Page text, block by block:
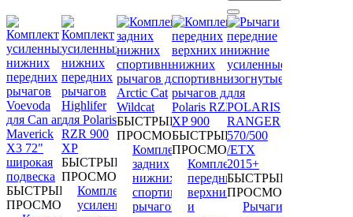
БЫСТРЫЙ
ПРОСМОТР
БЫСТРЫЙ
ПРОСМОТР
Комплект
усиленных
БЫСТРЫЙ
ПРОСМОТР
Комплект
задних
нижних
спортивных
рычагов
БЫСТРЫЙ
ПРОСМОТР
Комплект
передних
верхних
и
БЫСТРЫЙ
ПРОСМОТР
Рычаги